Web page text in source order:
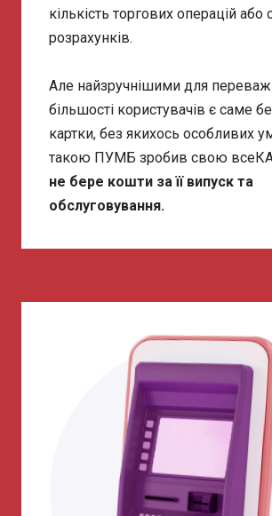
кількість торгових операцій або
розрахунків.
Але найзручнішими для
більшості користувачів є саме
картки, без якихось особливих
такою ПУМБ зробив свою
не бере кошти за її випуск та
обслуговування.